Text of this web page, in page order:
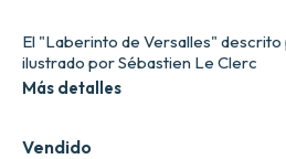
Vendido
El "Laberinto de Versalles"
ilustrado por Sébastien Le Clerc
Más detalles